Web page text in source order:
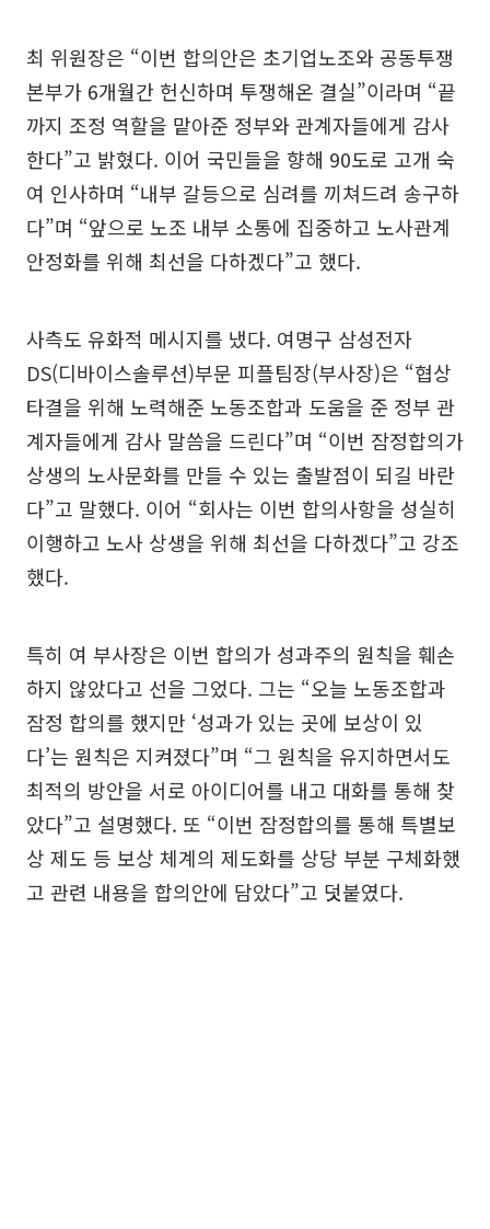
최 위원장은 “이번 합의안은 초기업노조와 공동투쟁
본부가 6개월간 헌신하며 투쟁해온 결실”이라며 “끝
까지 조정 역할을 맡아준 정부와 관계자들에게 감사
한다”고 밝혔다. 이어 국민들을 향해 90도로 고개 숙
여 인사하며 “내부 갈등으로 심려를 끼쳐드려 송구하
다”며 “앞으로 노조 내부 소통에 집중하고 노사관계
안정화를 위해 최선을 다하겠다”고 했다.
사측도 유화적 메시지를 냈다. 여명구 삼성전자
DS(디바이스솔루션)부문 피플팀장(부사장)은 “협상
타결을 위해 노력해준 노동조합과 도움을 준 정부 관
계자들에게 감사 말씀을 드린다”며 “이번 잠정합의가
상생의 노사문화를 만들 수 있는 출발점이 되길 바란
다”고 말했다. 이어 “회사는 이번 합의사항을 성실히
이행하고 노사 상생을 위해 최선을 다하겠다”고 강조
했다.
특히 여 부사장은 이번 합의가 성과주의 원칙을 훼손
하지 않았다고 선을 그었다. 그는 “오늘 노동조합과
잠정 합의를 했지만 ‘성과가 있는 곳에 보상이 있
다’는 원칙은 지켜졌다”며 “그 원칙을 유지하면서도
최적의 방안을 서로 아이디어를 내고 대화를 통해 찾
았다”고 설명했다. 또 “이번 잠정합의를 통해 특별보
상 제도 등 보상 체계의 제도화를 상당 부분 구체화했
고 관련 내용을 합의안에 담았다”고 덧붙였다.